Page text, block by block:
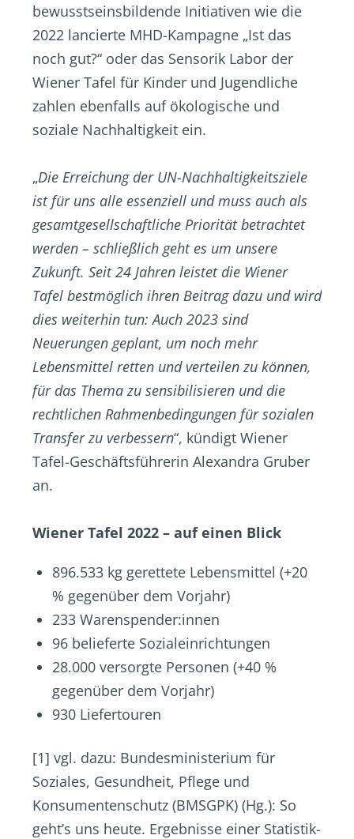
bewusstseinsbildende Initiativen wie die
2022 lancierte MHD-Kampagne „Ist das
noch gut?“ oder das Sensorik Labor der
Wiener Tafel für Kinder und Jugendliche
zahlen ebenfalls auf ökologische und
soziale Nachhaltigkeit ein.
„Die Erreichung der UN-Nachhaltigkeitsziele
ist für uns alle essenziell und muss auch als
gesamtgesellschaftliche Priorität betrachtet
werden – schließlich geht es um unsere
Zukunft. Seit 24 Jahren leistet die Wiener
Tafel bestmöglich ihren Beitrag dazu und wird
dies weiterhin tun: Auch 2023 sind
Neuerungen geplant, um noch mehr
Lebensmittel retten und verteilen zu können,
für das Thema zu sensibilisieren und die
rechtlichen Rahmenbedingungen für sozialen
Transfer zu verbessern“, kündigt Wiener
Tafel-Geschäftsführerin Alexandra Gruber
an.
Wiener Tafel 2022 – auf einen Blick
896.533 kg gerettete Lebensmittel (+20
% gegenüber dem Vorjahr)
233 Warenspender:innen
96 belieferte Sozialeinrichtungen
28.000 versorgte Personen (+40 %
gegenüber dem Vorjahr)
930 Liefertouren
[1] vgl. dazu: Bundesministerium für
Soziales, Gesundheit, Pflege und
Konsumentenschutz (BMSGPK) (Hg.): So
geht’s uns heute. Ergebnisse einer Statistik-